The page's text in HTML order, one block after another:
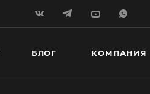
БЛОГ КОМПАНИЯ